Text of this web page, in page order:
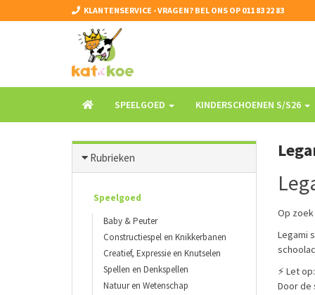
KLANTENSERVICE - VRAGEN? BEL ONS OP 011 83 22 83
SPEELGOED KINDERSCHOENEN S/S26
Rubrieken
Speelgoed
Baby & Peuter
Constructiespel en Knikkerbanen
Creatief, Expressie en Knutselen
Spellen en Denkspellen
Natuur en Wetenschap
Op
Legami
⚡ Let
Door de